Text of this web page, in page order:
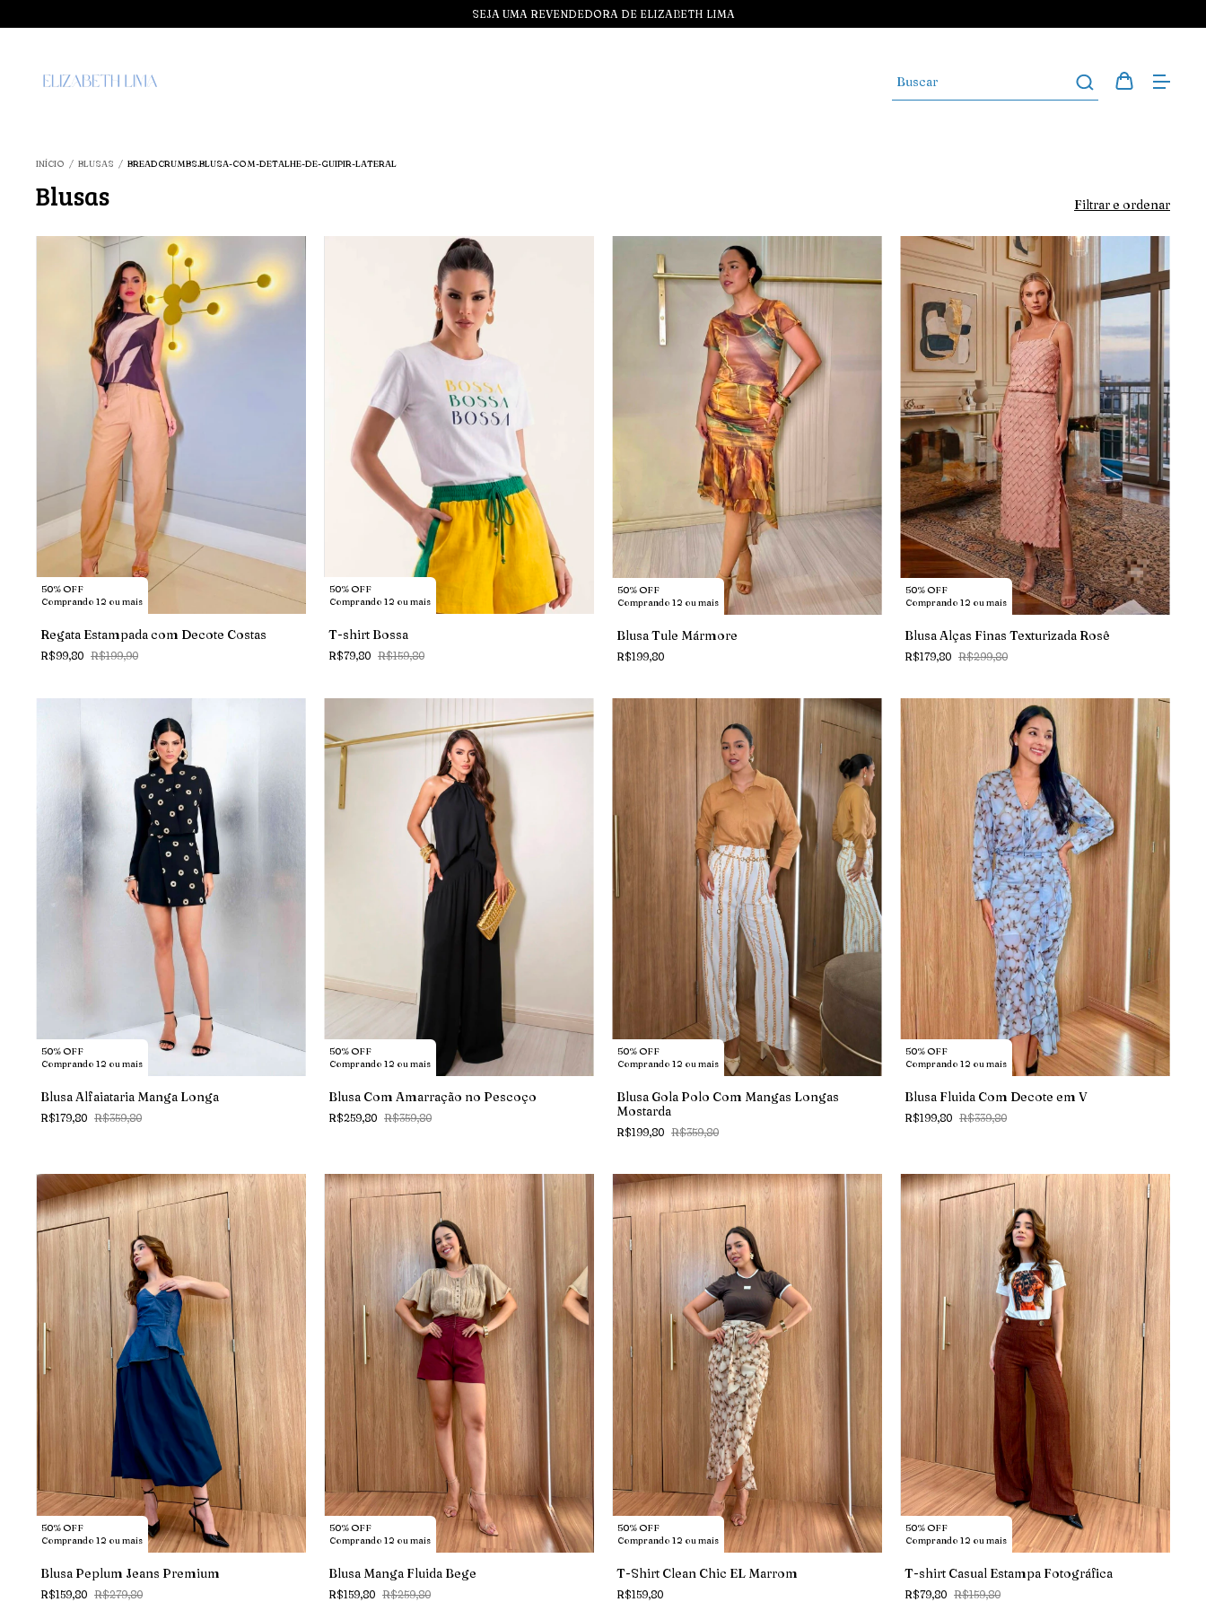
SEJA UMA REVENDEDORA DE ELIZABETH LIMA
INÍCIO / BLUSAS / BREADCRUMBS.BLUSA-COM-DETALHE-DE-GUIPIR-LATERAL
Blusas Filtrar e ordenar
50% OFF
Comprando 12 ou mais
Regata Estampada com Decote Costas
R$99,80 R$199,90
50% OFF
Comprando 12 ou mais
T-shirt Bossa
R$79,80 R$159,80
50% OFF
Comprando 12 ou mais
Blusa Tule Mármore
R$199,80
50% OFF
Comprando 12 ou mais
Blusa Alças Finas Texturizada Rosê
R$179,80 R$299,80
50% OFF
Comprando 12 ou mais
Blusa Alfaiataria Manga Longa
R$179,80 R$359,80
50% OFF
Comprando 12 ou mais
Blusa Com Amarração no Pescoço
R$259,80 R$359,80
50% OFF
Comprando 12 ou mais
Blusa Gola Polo Com Mangas Longas
Mostarda
R$199,80 R$359,80
50% OFF
Comprando 12 ou mais
Blusa Fluida Com Decote em V
R$199,80 R$339,80
50% OFF
Comprando 12 ou mais
Blusa Peplum Jeans Premium
R$159,80 R$279,80
50% OFF
Comprando 12 ou mais
Blusa Manga Fluida Bege
R$159,80 R$259,80
50% OFF
Comprando 12 ou mais
T-Shirt Clean Chic EL Marrom
R$159,80
50% OFF
Comprando 12 ou mais
T-shirt Casual Estampa Fotográfica
R$79,80 R$159,80